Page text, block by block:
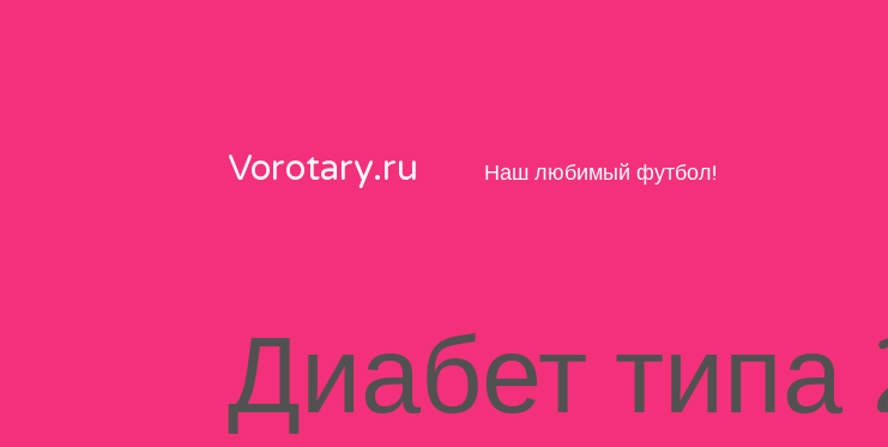
Vorotary.ru Наш любимый футбол!
Диабет